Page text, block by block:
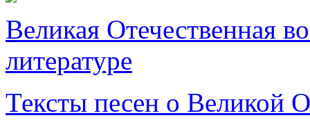
Великая Отечественная
литературе
Тексты песен о Великой